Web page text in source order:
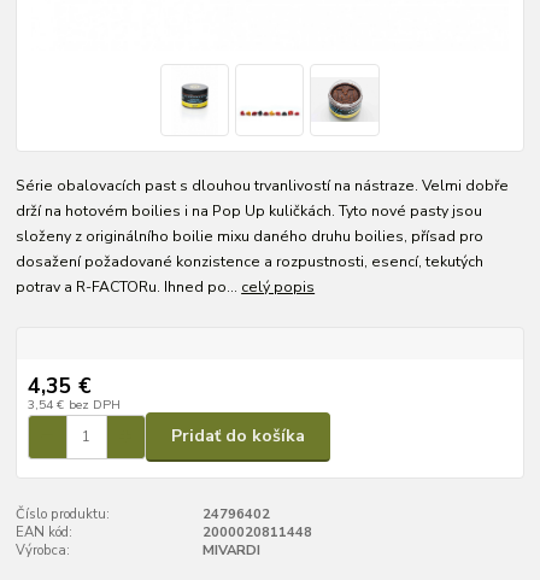
Série obalovacích past s dlouhou trvanlivostí na nástraze. Velmi dobře
drží na hotovém boilies i na Pop Up kuličkách. Tyto nové pasty jsou
složeny z originálního boilie mixu daného druhu boilies, přísad pro
dosažení požadované konzistence a rozpustnosti, esencí, tekutých
potrav a R-FACTORu. Ihned po... celý popis
4,35 €
3,54 € bez DPH
Pridať do košíka
Číslo produktu:
24796402
EAN kód:
2000020811448
Výrobca:
MIVARDI